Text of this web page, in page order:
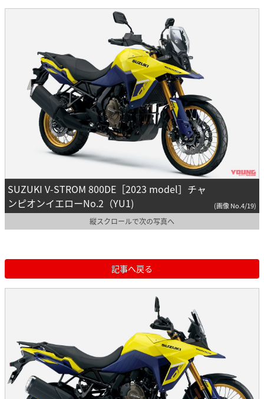
SUZUKI V-STROM 800DE［2023 model］チャ
ンピオンイエローNo.2（YU1)
(画像 No.4/19)
縦スクロールで次の写真へ
記事へ戻る